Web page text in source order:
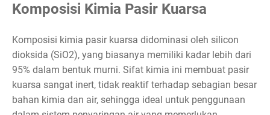
Komposisi Kimia Pasir Kuarsa
Komposisi kimia pasir kuarsa didominasi oleh silicon
dioksida (SiO2), yang biasanya memiliki kadar lebih dari
95% dalam bentuk murni. Sifat kimia ini membuat pasir
kuarsa sangat inert, tidak reaktif terhadap sebagian besar
bahan kimia dan air, sehingga ideal untuk penggunaan